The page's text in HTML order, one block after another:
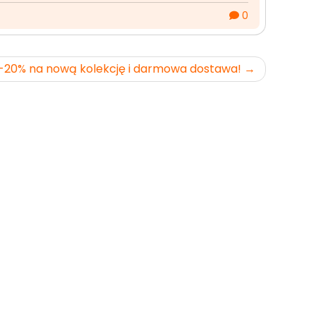
0
20% na nową kolekcję i darmowa dostawa!